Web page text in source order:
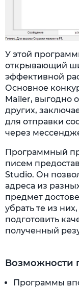
У этой
открывающий
эффективной
Основное
Mailer, выгодно
других,
для отправки
через
Программный
писем
Studio. Он
адреса из
предмет
убрать те из
подготовить
полученный
Возможности
Программы